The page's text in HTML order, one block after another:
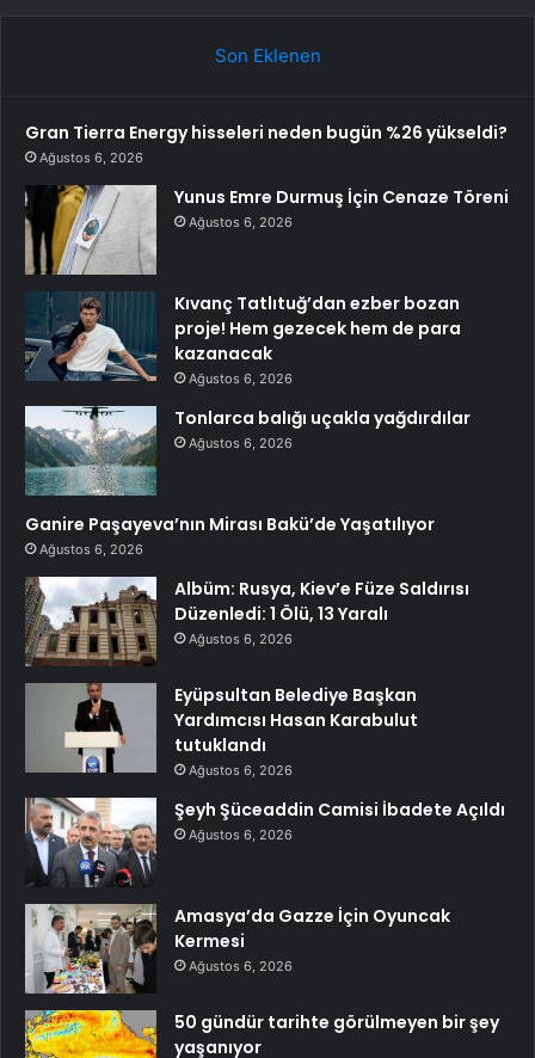
Son Eklenen
Gran Tierra Energy hisseleri neden bugün %26 yükseldi?
Ağustos 6, 2026
Yunus Emre Durmuş İçin Cenaze Töreni
Ağustos 6, 2026
Kıvanç Tatlıtuğ’dan ezber bozan
proje! Hem gezecek hem de para
kazanacak
Ağustos 6, 2026
Tonlarca balığı uçakla yağdırdılar
Ağustos 6, 2026
Ganire Paşayeva’nın Mirası Bakü’de Yaşatılıyor
Ağustos 6, 2026
Albüm: Rusya, Kiev’e Füze Saldırısı
Düzenledi: 1 Ölü, 13 Yaralı
Ağustos 6, 2026
Eyüpsultan Belediye Başkan
Yardımcısı Hasan Karabulut
tutuklandı
Ağustos 6, 2026
Şeyh Şüceaddin Camisi İbadete Açıldı
Ağustos 6, 2026
Amasya’da Gazze İçin Oyuncak
Kermesi
Ağustos 6, 2026
50 gündür tarihte görülmeyen bir şey
yaşanıyor